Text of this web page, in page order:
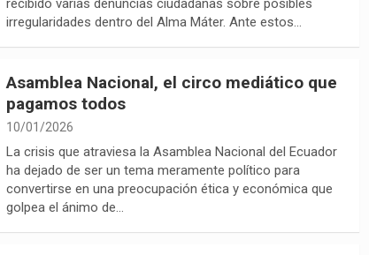
recibido varias denuncias ciudadanas sobre posibles
irregularidades dentro del Alma Máter. Ante estos…
Asamblea Nacional, el circo mediático que
pagamos todos
10/01/2026
La crisis que atraviesa la Asamblea Nacional del Ecuador
ha dejado de ser un tema meramente político para
convertirse en una preocupación ética y económica que
golpea el ánimo de…